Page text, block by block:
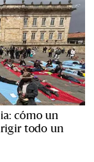
cómo un
todo un